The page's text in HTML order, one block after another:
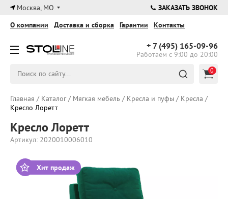
×
Москва, МО ЗАКАЗАТЬ ЗВОНОК
+ 7 (495) 165-09-96
Работаем с 9:00 до 20:00
О компании Доставка и сборка Гарантии Контакты
0
Главная / Каталог/ Мягкая мебель / Кресла и пуфы / Кресла /
Кресло Лоретт
Кресло Лоретт
Артикул: 2020010006010
Хит продаж